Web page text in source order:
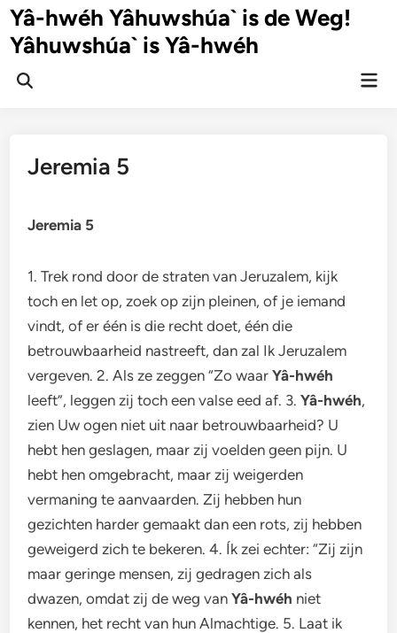
Ga
naar
inhoud
Yâ-hwéh Yâhuwshúa` is de Weg!
Yâhuwshúa` is Yâ-hwéh
Zoeken
Jeremia 5
Jeremia 5
1. Trek rond door de straten van Jeruzalem, kijk
toch en let op, zoek op zijn pleinen, of je iemand
vindt, of er één is die recht doet, één die
betrouwbaarheid nastreeft, dan zal Ik Jeruzalem
vergeven. 2. Als ze zeggen “Zo waarYâ-hwéh
leeft”, leggen zij toch een valse eed af. 3.Yâ-hwéh,
zien Uw ogen niet uit naar betrouwbaarheid? U
hebt hen geslagen, maar zij voelden geen pijn. U
hebt hen omgebracht, maar zij weigerden
vermaning te aanvaarden. Zij hebben hun
gezichten harder gemaakt dan een rots, zij hebben
geweigerd zich te bekeren. 4. Ík zei echter: “Zij zijn
maar geringe mensen, zij gedragen zich als
dwazen, omdat zij de weg vanYâ-hwéh niet
kennen, het recht van hun Almachtige. 5. Laat ik